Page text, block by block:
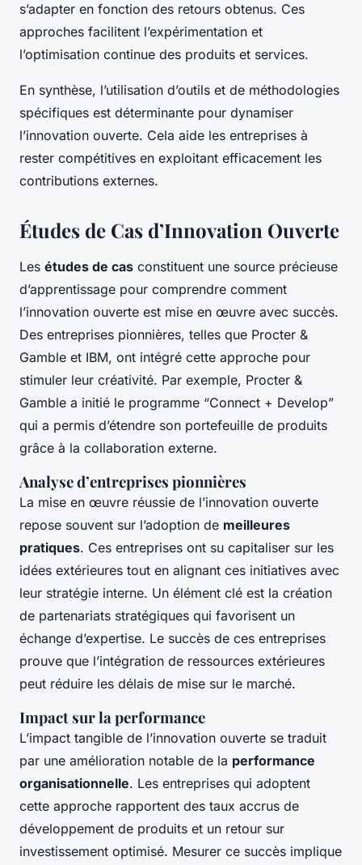
s’adapter en fonction des retours obtenus. Ces
approches facilitent l’expérimentation et
l’optimisation continue des produits et services.
En synthèse, l’utilisation d’outils et de méthodologies
spécifiques est déterminante pour dynamiser
l’innovation ouverte. Cela aide les entreprises à
rester compétitives en exploitant efficacement les
contributions externes.
Études de Cas d’Innovation Ouverte
Les études de cas constituent une source précieuse
d’apprentissage pour comprendre comment
l’innovation ouverte est mise en œuvre avec succès.
Des entreprises pionnières, telles que Procter &
Gamble et IBM, ont intégré cette approche pour
stimuler leur créativité. Par exemple, Procter &
Gamble a initié le programme “Connect + Develop”
qui a permis d’étendre son portefeuille de produits
grâce à la collaboration externe.
Analyse d’entreprises pionnières
La mise en œuvre réussie de l’innovation ouverte
repose souvent sur l’adoption de meilleures
pratiques. Ces entreprises ont su capitaliser sur les
idées extérieures tout en alignant ces initiatives avec
leur stratégie interne. Un élément clé est la création
de partenariats stratégiques qui favorisent un
échange d’expertise. Le succès de ces entreprises
prouve que l’intégration de ressources extérieures
peut réduire les délais de mise sur le marché.
Impact sur la performance
L’impact tangible de l’innovation ouverte se traduit
par une amélioration notable de la performance
organisationnelle. Les entreprises qui adoptent
cette approche rapportent des taux accrus de
développement de produits et un retour sur
investissement optimisé. Mesurer ce succès implique